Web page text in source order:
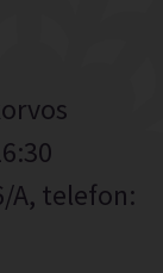
A, telefon: